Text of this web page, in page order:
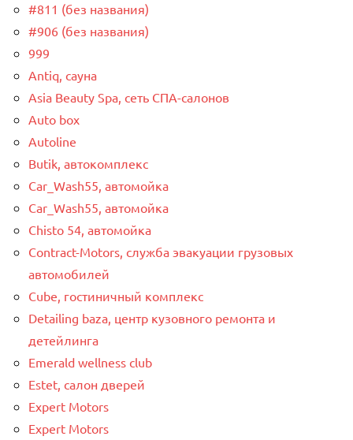
#811 (без названия)
#906 (без названия)
999
Antiq, сауна
Asia Beauty Spa, сеть СПА-салонов
Auto box
Autoline
Butik, автокомплекс
Car_Wash55, автомойка
Car_Wash55, автомойка
Chisto 54, автомойка
Contract-Motors, служба эвакуации грузовых
автомобилей
Cube, гостиничный комплекс
Detailing baza, центр кузовного ремонта и
детейлинга
Emerald wellness club
Estet, салон дверей
Expert Motors
Expert Motors